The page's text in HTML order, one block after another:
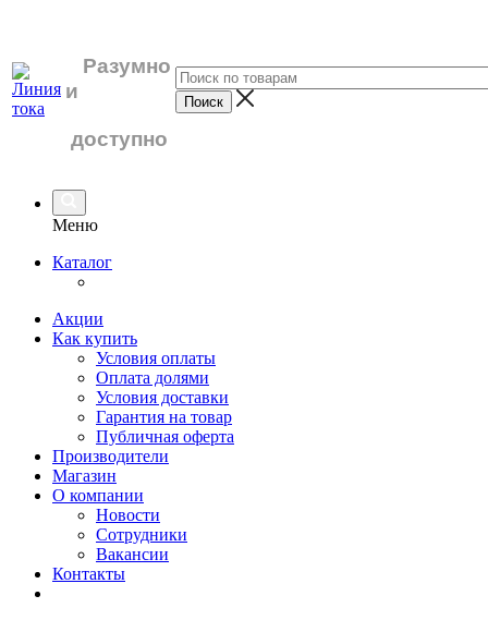
Разумно
и
доступно
Меню
Каталог
Акции
Как купить
Условия оплаты
Оплата долями
Условия доставки
Гарантия на товар
Публичная оферта
Производители
Магазин
О компании
Новости
Сотрудники
Вакансии
Контакты